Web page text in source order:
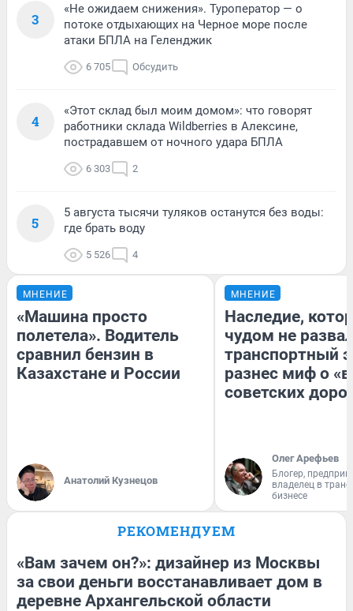
3
«Не ожидаем снижения». Туроператор — о
потоке отдыхающих на Черное море после
атаки БПЛА на Геленджик
6 705 Обсудить
4
«Этот склад был моим домом»: что говорят
работники склада Wildberries в Алексине,
пострадавшем от ночного удара БПЛА
6 303 2
5
5 августа тысячи туляков останутся без воды:
где брать воду
5 526 4
МНЕНИЕ
«Машина просто
полетела». Водитель
сравнил бензин в
Казахстане и России
Анатолий Кузнецов
МНЕНИЕ
Наследие,
чудом не
транспортный
разнес миф о
советских
Олег Арефьев
Блогер,
владелец в
бизнесе
РЕКОМЕНДУЕМ
«Вам зачем он?»: дизайнер из Москвы
за свои деньги восстанавливает дом в
деревне Архангельской области